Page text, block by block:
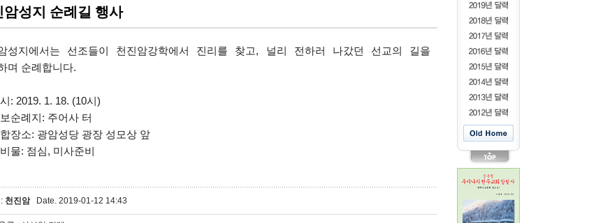
암성지 순례길 행사
성지에서는 선조들이 천진암강학에서 진리를 찾고, 널리 전하러 나갔던 선교의 길을
며 순례합니다.
: 2019. 1. 18. (10시)
순례지: 주어사 터
합장소: 광암성당 광장 성모상 앞
물: 점심, 미사준비
천진암 Date. 2019-01-12 14:43